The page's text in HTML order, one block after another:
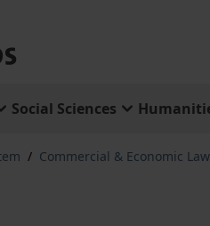
Social Sciences
/ Commercial & Economic Law